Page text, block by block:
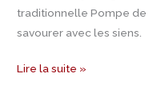
traditionnelle Pompe de
savourer avec les siens.
Provençale
Lire la suite »